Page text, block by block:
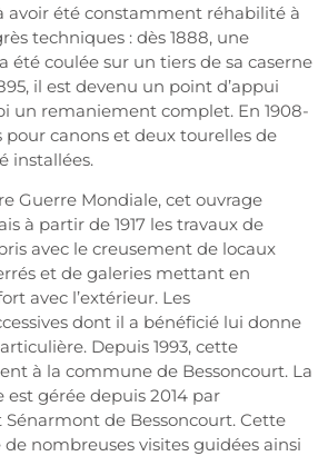
avoir été constamment réhabilité à
techniques : dès 1888, une
été coulée sur un tiers de sa caserne
il est devenu un point d’appui
un remaniement complet. En 1908-
pour canons et deux tourelles de
installées.
Guerre Mondiale, cet ouvrage
à partir de 1917 les travaux de
avec le creusement de locaux
et de galeries mettant en
avec l’extérieur. Les
dont il a bénéficié lui donne
Depuis 1993, cette
à la commune de Bessoncourt. La
gérée depuis 2014 par
Sénarmont de Bessoncourt. Cette
nombreuses visites guidées ainsi